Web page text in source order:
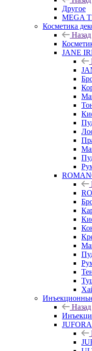
Другое
MEGA
Косметика
Назад
JANE
Назад
JUFORA